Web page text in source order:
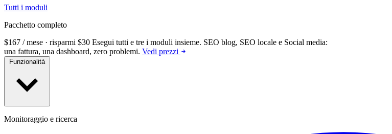
Tutti i moduli
Pacchetto completo
$167 / mese · risparmi $30 Esegui tutti e tre i moduli insieme. SEO blog, SEO locale e Social media:
una fattura, una dashboard, zero problemi. Vedi prezzi
Monitoraggio e ricerca